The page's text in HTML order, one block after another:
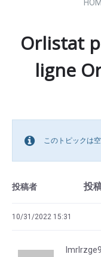
Orlistat
ligne
このトピックは空
投稿者 投
10/31/2022 15:31
lmrlrzge9